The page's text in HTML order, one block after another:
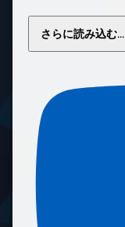
さらに読み込む...